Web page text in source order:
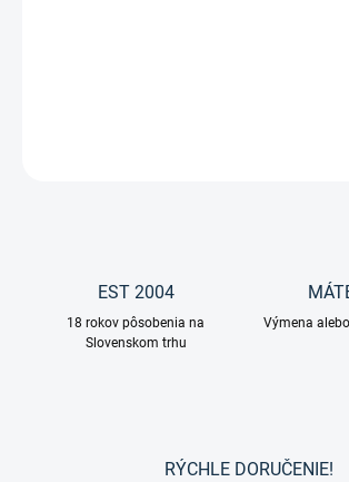
EST 2004
18 rokov pôsobenia na
Slovenskom trhu
Výmena
RÝCHLE DORUČENIE!